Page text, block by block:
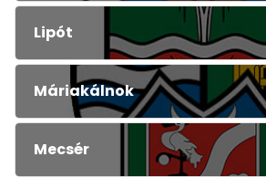
Lipót
Máriakálnok
Mecsér